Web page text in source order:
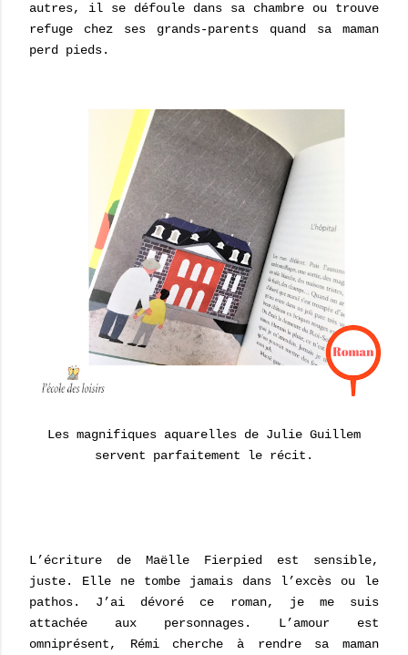
autres, il se défoule dans sa chambre ou trouve
refuge chez ses grands-parents quand sa maman
perd pieds.
Les magnifiques aquarelles de Julie Guillem
servent parfaitement le récit.
L’écriture de Maëlle Fierpied est sensible,
juste. Elle ne tombe jamais dans l’excès ou le
pathos. J’ai dévoré ce roman, je me suis
attachée aux personnages. L’amour est
omniprésent, Rémi cherche à rendre sa maman